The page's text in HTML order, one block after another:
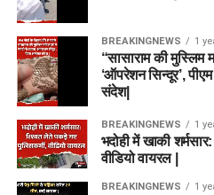
BREAKINGNEWS 1
“सासाराम की मुस्लिम
‘ऑपरेशन सिन्दूर’,
संदेश|
BREAKINGNEWS 1
भदोही में खाकी
वीडियो वायरल |
BREAKINGNEWS 1